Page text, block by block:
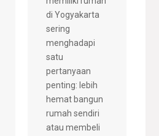
di Yogyakarta
sering
menghadapi
satu
pertanyaan
penting: lebih
hemat bangun
rumah sendiri
atau membeli